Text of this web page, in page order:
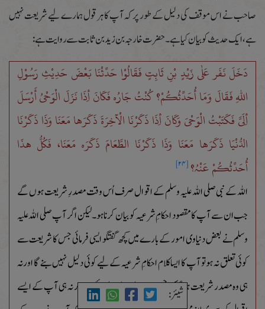
صاحب نے اس موقف کی دلیل کے طور پرکہ آپ کاہر قول ہمارے لیے شریعت نہیں
ہے، ایک حدیث کو بیان کیا ہے۔حضرت خارجہ بن زید بن ثابت سے روایت ہے :
دَخَلَ نَفَر عَلٰی زَیْدٍ بْنِ ثَابِتٍ فَقَالُوْا حَدِّثْنَا بَعْضَ حَدِیْثِ رَسُوْلِ
اللہِ فَقَالَ وَمَا أُحَدِّثُکُمْ؟ کُنْتُ جَارُہ فَکَانَ أِذَا نَزَلَ الْوَحْیُ أَرْسَلَ
أِلَیَّ فَکَتَبْتُ الْوَحْیَ وَکَانَ أِذَا ذَکَرْنَا الْآخِرَةَ ذَکَرَھَا مَعَنَا وَذَا ذَکَرْنَا
الدُّنْیَا ذَکَرَھَا مَعَنَا وَذَا ذَکَرْنَا الطَّعَامَ ذَکَرَہ مَعَنَا، فَکُلُّ ھٰذَا
أُحَدِّثُکُمْ عَنْہُ؟ [۲۴]
اللہ کے نبی صلی اللہ علیہ وسلم کے اقوال صرف اُس وقت مصدرِ شریعت ہوں گے
جب ان سے آپ کامقصود احکامِ شرعیہ کو بیان کرنا ہو۔لیکن اگر آپ صلی اللہ علیہ
وسلم نے بعض دنیاوی امور کے بارے میں کچھ گفتگو ایسی فرمائی جس کا شریعت سے
کوئی تعلق نہ ہو تو آپ کا ایسا کلام احکامِ شرعیہ کے لیے کوئی دلیل نہیں بنے گا اور نہ
ہی وہ مصدر شریعت ہو گاکہ جس سے احکام نکالے جائیں، اور نہ ہی آپ کے ایسے
شیئر: